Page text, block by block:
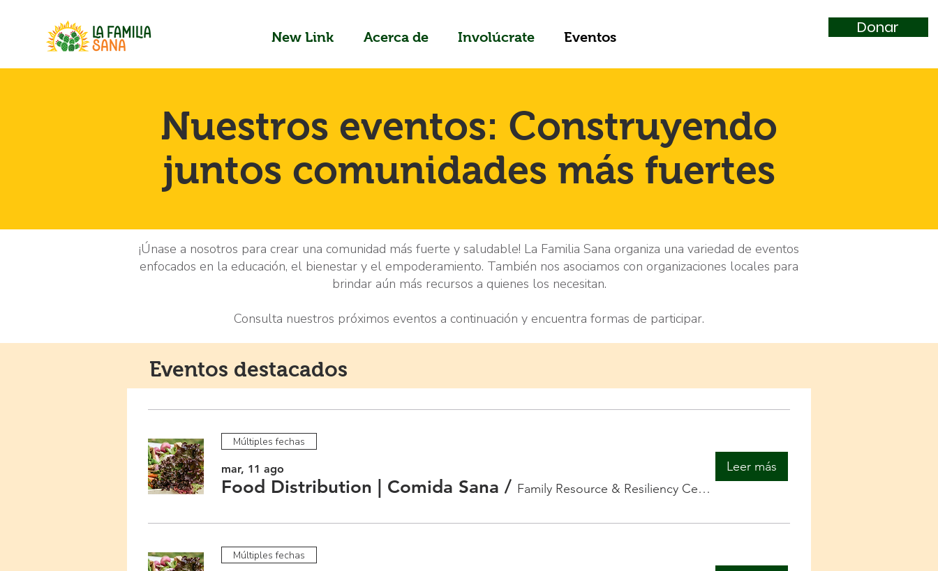
New Link Acerca de Involúcrate Eventos Donar
Nuestros eventos: Construyendo
juntos comunidades más fuertes
¡Únase a nosotros para crear una comunidad más fuerte y saludable! La Familia Sana organiza una variedad de eventos
enfocados en la educación, el bienestar y el empoderamiento. También nos asociamos con organizaciones locales para
brindar aún más recursos a quienes los necesitan.
Consulta nuestros próximos eventos a continuación y encuentra formas de participar.
Eventos destacados
Múltiples fechas
mar, 11 ago
Food Distribution | Comida Sana / Family Resource & Resiliency Center
Leer más
Múltiples fechas